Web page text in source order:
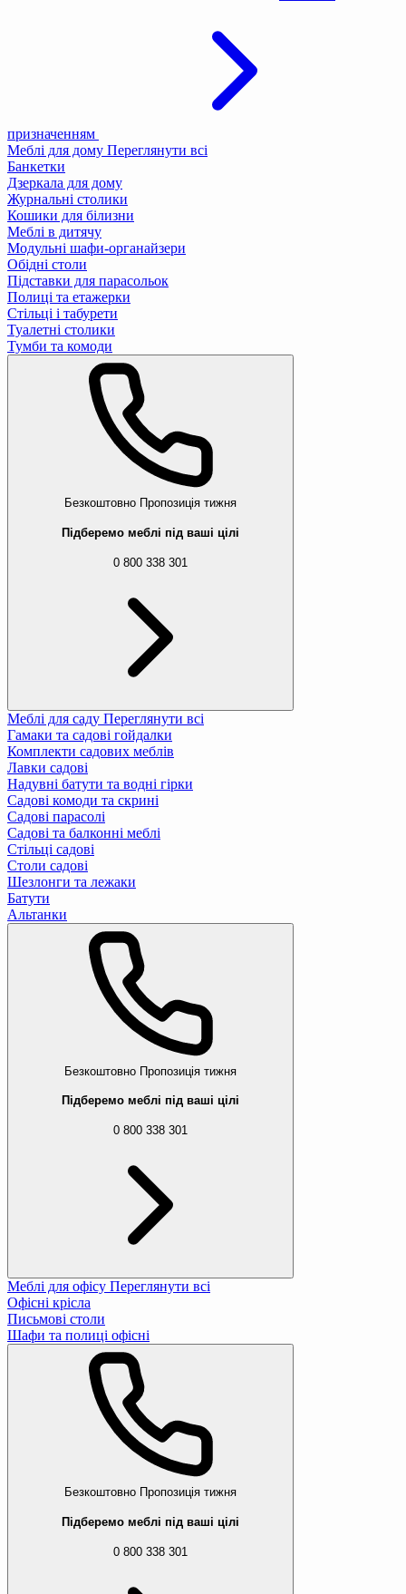
призначенням
Меблі для дому Переглянути всі
Банкетки
Дзеркала для дому
Журнальні столики
Кошики для білизни
Меблі в дитячу
Модульні шафи-органайзери
Обідні столи
Підставки для парасольок
Полиці та етажерки
Стільці і табурети
Туалетні столики
Тумби та комоди
Безкоштовно Пропозиція тижня
Підберемо меблі під ваші цілі
0 800 338 301
Меблі для саду Переглянути всі
Гамаки та садові гойдалки
Комплекти садових меблів
Лавки садові
Надувні батути та водні гірки
Садові комоди та скрині
Садові парасолі
Садові та балконні меблі
Стільці садові
Столи садові
Шезлонги та лежаки
Батути
Альтанки
Безкоштовно Пропозиція тижня
Підберемо меблі під ваші цілі
0 800 338 301
Меблі для офісу Переглянути всі
Офісні крісла
Письмові столи
Шафи та полиці офісні
Безкоштовно Пропозиція тижня
Підберемо меблі під ваші цілі
0 800 338 301